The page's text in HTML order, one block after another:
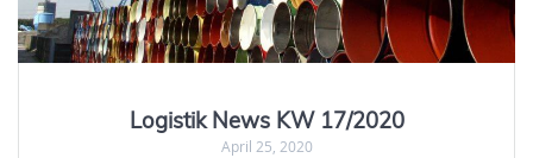
Logistik News KW 17/2020
April 25, 2020